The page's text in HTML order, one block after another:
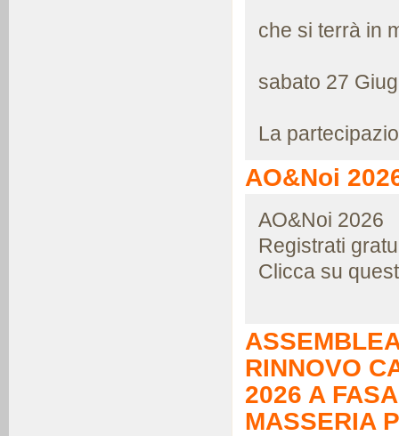
che si terrà in
sabato 27
La
AO&Noi
AO&Noi 2026
Registrati
Clicca su
RINNOVO
2026 A
MASSERIA